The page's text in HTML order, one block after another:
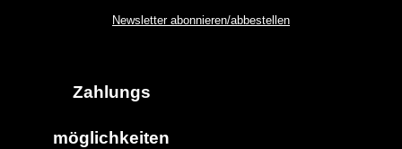
Newsletter abonnieren/abbestellen
Zahlungs
möglich keiten